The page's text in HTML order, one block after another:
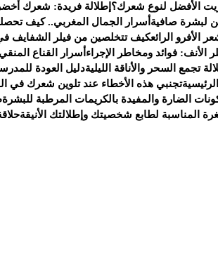
الأفضل لنوع شعرك؟ إطلالة فريدة: شعرك أخضر
لبشرة صافية أسرار الجمال المغربي.. كيف
الأفرو الرائعكيف تتخلصين من فيلر الشفايف
فوائد ومخاطر الإجراء أسرار القناع
تجمع السحر والأناقة الليليةدليل العودة
تجنبي هذه الأخطاء عند تلوين شعرك في
الضارة والمفيدة بالكريمات المرطبة للبشرة
المناسبة لطابع شخصيتك وإطلالتك الأنيقة